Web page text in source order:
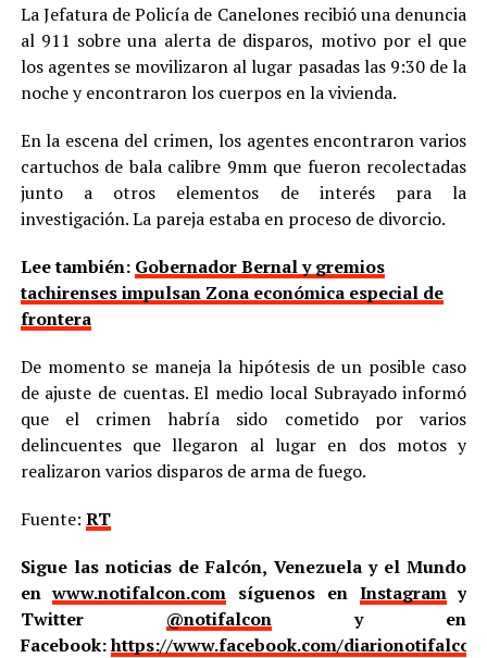
La Jefatura de Policía de Canelones recibió una denuncia
al 911 sobre una alerta de disparos, motivo por el que
los agentes se movilizaron al lugar pasadas las 9:30 de la
noche y encontraron los cuerpos en la vivienda.
En la escena del crimen, los agentes encontraron varios
cartuchos de bala calibre 9mm que fueron recolectadas
junto a otros elementos de interés para la
investigación. La pareja estaba en proceso de divorcio.
Lee también: Gobernador Bernal y gremios
tachirenses impulsan Zona económica especial de
frontera
De momento se maneja la hipótesis de un posible caso
de ajuste de cuentas. El medio local Subrayado informó
que el crimen habría sido cometido por varios
delincuentes que llegaron al lugar en dos motos y
realizaron varios disparos de arma de fuego.
Fuente: RT
Sigue las noticias de Falcón, Venezuela y el Mundo
enwww.notifalcon.com síguenos en Instagramy
Twitter @notifalcony en
Facebook:https://www.facebook.com/